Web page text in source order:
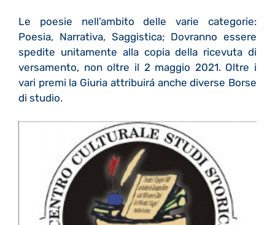
Le poesie nell’ambito delle varie categorie:
Poesia, Narrativa, Saggistica; Dovranno essere
spedite unitamente alla copia della ricevuta di
versamento, non oltre il 2 maggio 2021. Oltre i
vari premi la Giuria attribuirá anche diverse Borse
di studio.